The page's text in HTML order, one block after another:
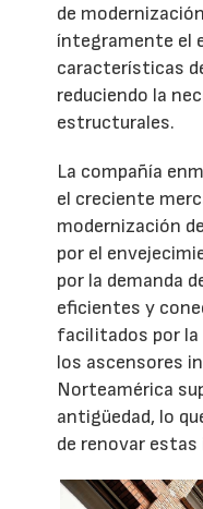
de
íntegramente el
características
reduciendo la
estructurales.
La compañía
el creciente
modernización
por el
por la demanda
eficientes y
facilitados por la
los ascensores
Norteamérica
antigüedad, lo
de renovar